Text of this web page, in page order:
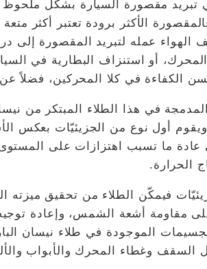
تبريد مقصورة السيارة بشكل
الأكثر برودة تعتبر أكثر متعة
الهواء عمله لتبريد المقصورة إلى
أو استنزاف البطارية في
الكفاءة في كلا المحركين، فضلاً
المدمجة في هذا الطلاء المبتكر من
أول نوع من الجزيئيّات بعكس
ما تسبب اهتزازات على المستوى
الحرارة.
فيمكّن الطلاء من تحقيق
مقاومة أشعة الشمس، وإعادة
الموجودة في طلاء نيسان
السقف وغطاء المحرك والأبواب